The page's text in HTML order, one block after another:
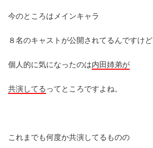
今のところはメインキャラ
８名のキャストが公開されてるんですけど
個人的に気になったのは内田姉弟が
共演してる ってところですよね。
これまでも何度か共演してるものの